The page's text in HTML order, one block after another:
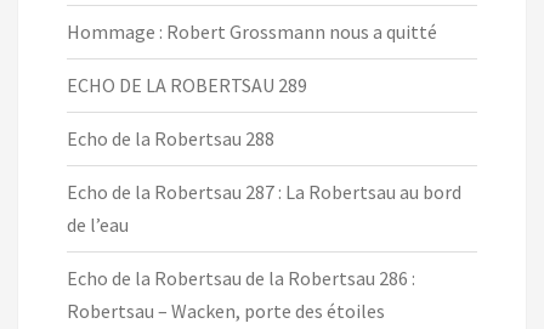
Hommage : Robert Grossmann nous a quitté
ECHO DE LA ROBERTSAU 289
Echo de la Robertsau 288
Echo de la Robertsau 287 : La Robertsau au bord
de l’eau
Echo de la Robertsau de la Robertsau 286 :
Robertsau – Wacken, porte des étoiles